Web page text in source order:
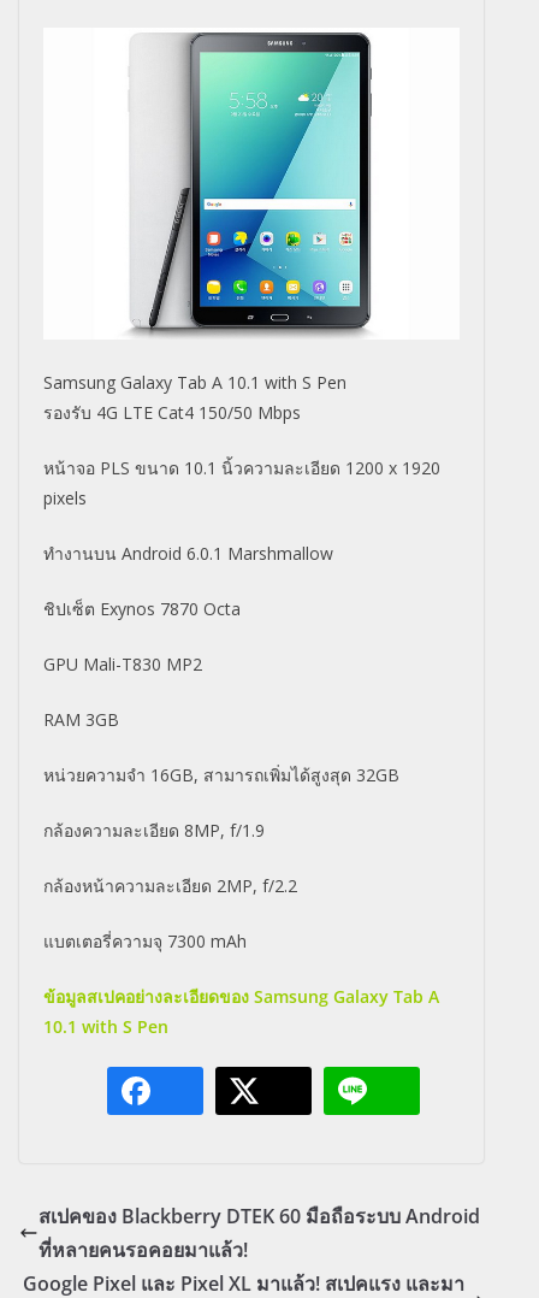
Samsung Galaxy Tab A 10.1 with S Pen
รองรับ 4G LTE Cat4 150/50 Mbps
หน้าจอ PLS ขนาด 10.1 นิ้วความละเอียด 1200 x 1920
pixels
ทำงานบน Android 6.0.1 Marshmallow
ชิปเซ็ต Exynos 7870 Octa
GPU Mali-T830 MP2
RAM 3GB
หน่วยความจำ 16GB, สามารถเพิ่มได้สูงสุด 32GB
กล้องความละเอียด 8MP, f/1.9
กล้องหน้าความละเอียด 2MP, f/2.2
แบตเตอรี่ความจุ 7300 mAh
ข้อมูลสเปคอย่างละเอียดของ Samsung Galaxy Tab A
10.1 with S Pen
สเปคของ Blackberry DTEK 60 มือถือระบบ Android
ที่หลายคนรอคอยมาแล้ว!
Google Pixel และ Pixel XL มาแล้ว! สเปคแรง และมา